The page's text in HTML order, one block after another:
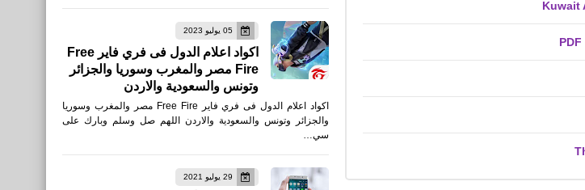
05 يوليو 2023
اكواد اعلام الدول فى فري فاير Free
Fire مصر والمغرب وسوريا والجزائر
وتونس والسعودية والاردن
اكواد اعلام الدول فى فري فاير Free Fire مصر والمغرب وسوريا
والجزائر وتونس والسعودية والاردن اللهم صل وسلم وبارك على
سي…
29 يوليو 2021
العاب
تحميل لعبة Crazy Speed Car
سباق السيارات
نطبيقات